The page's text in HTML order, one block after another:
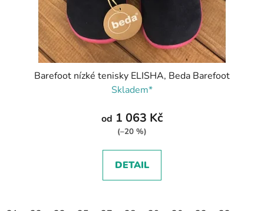
Barefoot nízké tenisky ELISHA, Beda Barefoot
Skladem*
od 1 063 Kč
(–20 %)
DETAIL